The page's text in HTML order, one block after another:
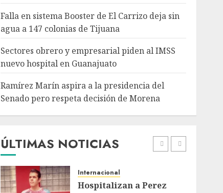
Falla en sistema Booster de El Carrizo deja sin
agua a 147 colonias de Tijuana
Sectores obrero y empresarial piden al IMSS
nuevo hospital en Guanajuato
Ramírez Marín aspira a la presidencia del
Senado pero respeta decisión de Morena
ÚLTIMAS NOTICIAS
5
Nacional
Ramírez Marín aspira a
la presidencia del
Senado pero respeta
decisión de Morena
AGOSTO 6, 2026
1
Nacional
intentar cobrar cheque
CDMX
AGOSTO 6, 2026
Internacional
Hospitalizan a Perez